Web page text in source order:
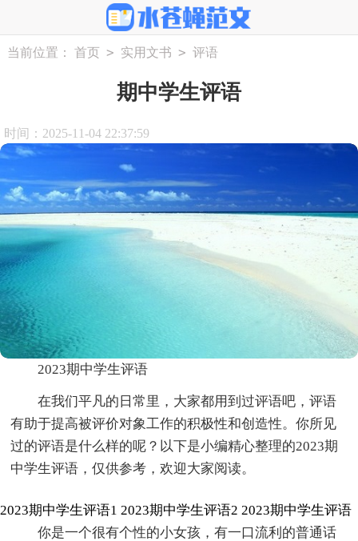
当前位置： 首页 > 实用文书 > 评语
期中学生评语
时间：2025-11-04 22:37:59
2023期中学生评语
在我们平凡的日常里，大家都用到过评语吧，评语
有助于提高被评价对象工作的积极性和创造性。你所见
过的评语是什么样的呢？以下是小编精心整理的2023期
中学生评语，仅供参考，欢迎大家阅读。
2023期中学生评语1
你是一个很有个性的小女孩，有一口流利的普通话
2023期中学生评语2 2023期中学生评语